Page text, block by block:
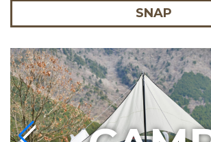
SNAP